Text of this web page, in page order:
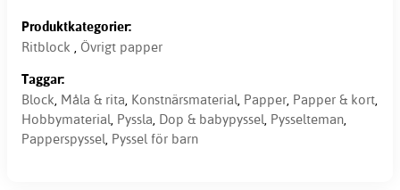
Produktkategorier:
Ritblock , Övrigt papper
Taggar:
Block, Måla & rita, Konstnärsmaterial, Papper, Papper & kort,
Hobbymaterial, Pyssla, Dop & babypyssel, Pysselteman,
Papperspyssel, Pyssel för barn